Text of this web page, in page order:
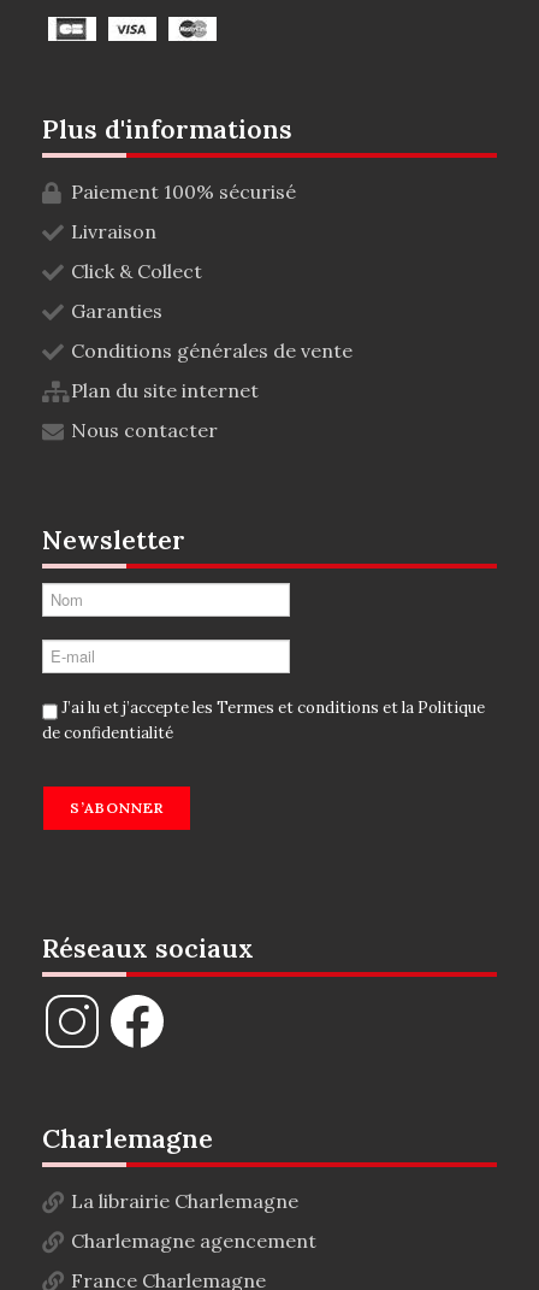
Plus d'informations
Paiement 100% sécurisé
Livraison
Click & Collect
Garanties
Conditions générales de vente
Plan du site internet
Nous contacter
Newsletter
J’ai lu et j’accepte les Termes et conditions et la Politique
de confidentialité
S’ABONNER
Réseaux sociaux
Charlemagne
La librairie Charlemagne
Charlemagne agencement
France Charlemagne